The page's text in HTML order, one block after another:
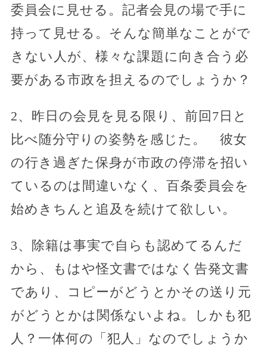
委員会に見せる。記者会見の場で手に
持って見せる。そんな簡単なことがで
きない人が、様々な課題に向き合う必
要がある市政を担えるのでしょうか？
2、昨日の会見を見る限り、前回7日と
比べ随分守りの姿勢を感じた。 彼女
の行き過ぎた保身が市政の停滞を招い
ているのは間違いなく、百条委員会を
始めきちんと追及を続けて欲しい。
3、除籍は事実で自らも認めてるんだ
から、もはや怪文書ではなく告発文書
であり、コピーがどうとかその送り元
がどうとかは関係ないよね。しかも犯
人？一体何の「犯人」なのでしょうか